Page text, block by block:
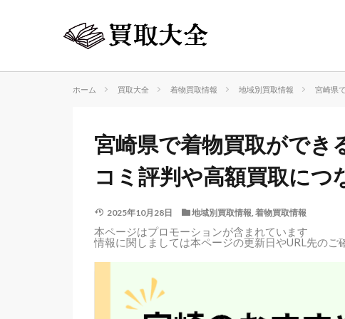
ホーム 買取大全 着物買取情報 地域別買取情報 宮崎県
宮崎県で着物買取ができ
コミ評判や高額買取につ
2025年10月28日 地域別買取情報, 着物買取情報
本ページはプロモーションが含まれています
情報に関しましては本ページの更新日やURL先のご